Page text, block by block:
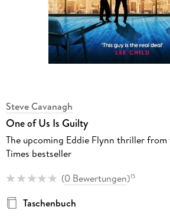
Steve Cavanagh
One of Us Is Guilty
The upcoming Eddie Flynn thriller from
Times bestseller
(0 Bewertungen)15
Taschenbuch